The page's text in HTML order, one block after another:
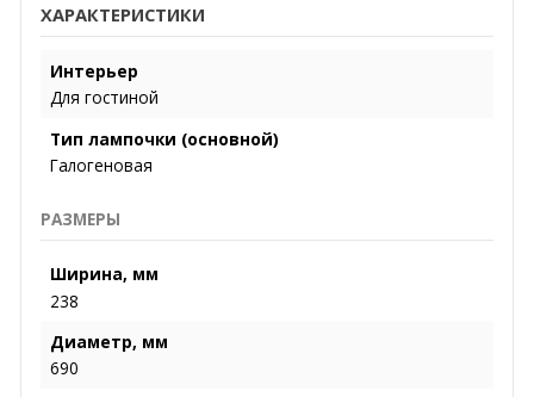
ХАРАКТЕРИСТИКИ
Интерьер
Для гостиной
Тип лампочки (основной)
Галогеновая
РАЗМЕРЫ
Ширина, мм
238
Диаметр, мм
690